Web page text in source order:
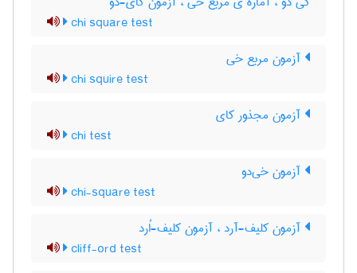
chi square test
آزمون مربع خی
chi squire test
آزمون مجذور کای
chi test
آزمون خی‌دو
chi-square test
آزمون کلیف-آرد ، آزمون کلیف-اُرد
cliff-ord test